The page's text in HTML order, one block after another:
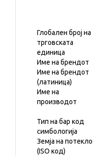
Глобален број на
трговската
единица
Име на брендот
Име на брендот
(латиница)
Име на
производот
Тип на бар код
симбологија
Земја на потекло
(ISO код)